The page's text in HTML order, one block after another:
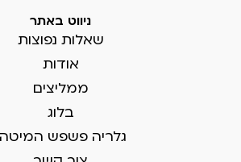
ניווט באתר
שאלות נפוצות
אודות
ממליצים
בלוג
גלריה פשפש המיטה